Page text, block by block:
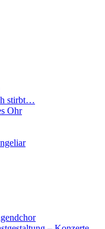
stirbt…
Ohr